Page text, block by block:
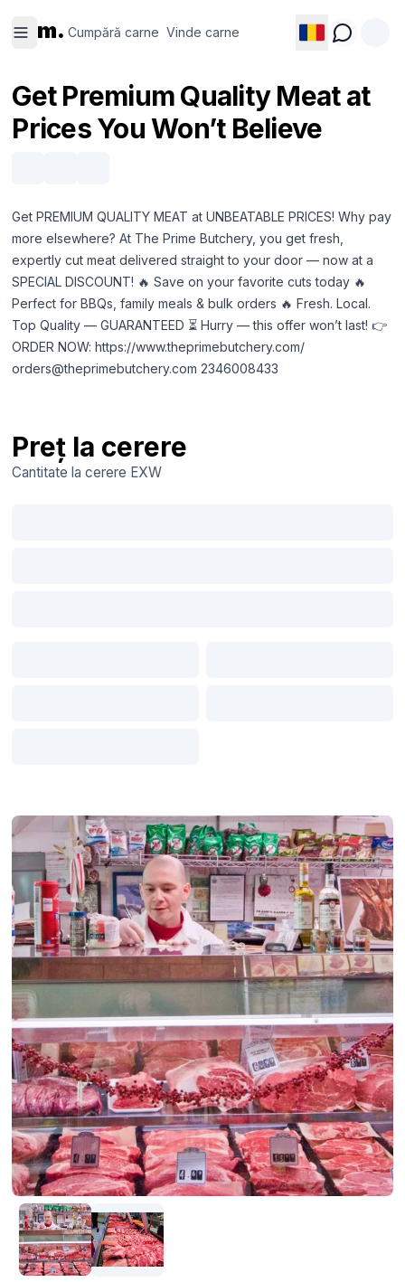
m. Cumpără carne Vinde carne
carne
carne
Get Premium Quality Meat at
Prices You Won’t Believe
Get PREMIUM QUALITY MEAT at UNBEATABLE PRICES! Why pay
more elsewhere? At The Prime Butchery, you get fresh,
expertly cut meat delivered straight to your door — now at a
SPECIAL DISCOUNT! 🔥 Save on your favorite cuts today 🔥
Perfect for BBQs, family meals & bulk orders 🔥 Fresh. Local.
Top Quality — GUARANTEED ⏳ Hurry — this offer won’t last! 👉
ORDER NOW:https://www.theprimebutchery.com/
orders@theprimebutchery.com 2346008433
Preț la cerere
Cantitate la cerere EXW